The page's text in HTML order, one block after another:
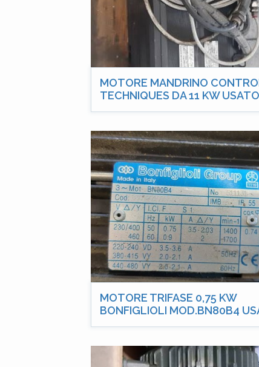
MOTORE MANDRINO
TECHNIQUES DA 11 KW USATO
MOTORE TRIFASE 0,75 KW
BONFIGLIOLI MOD.BN80B4